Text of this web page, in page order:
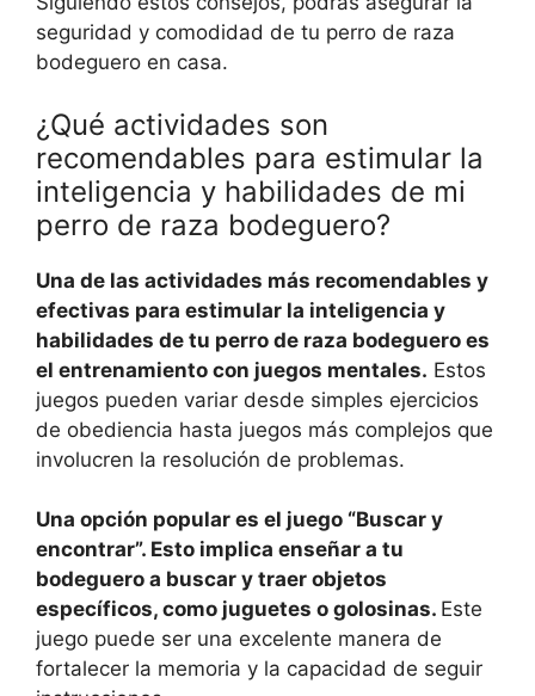
seguridad y comodidad de tu perro de raza
bodeguero en casa.
¿Qué actividades son
recomendables para estimular la
inteligencia y habilidades de mi
perro de raza bodeguero?
Una de las actividades más recomendables y
efectivas para estimular la inteligencia y
habilidades de tu perro de raza bodeguero es
el entrenamiento con juegos mentales. Estos
juegos pueden variar desde simples ejercicios
de obediencia hasta juegos más complejos que
involucren la resolución de problemas.
Una opción popular es el juego “Buscar y
encontrar”. Esto implica enseñar a tu
bodeguero a buscar y traer objetos
específicos, como juguetes o golosinas. Este
juego puede ser una excelente manera de
fortalecer la memoria y la capacidad de seguir